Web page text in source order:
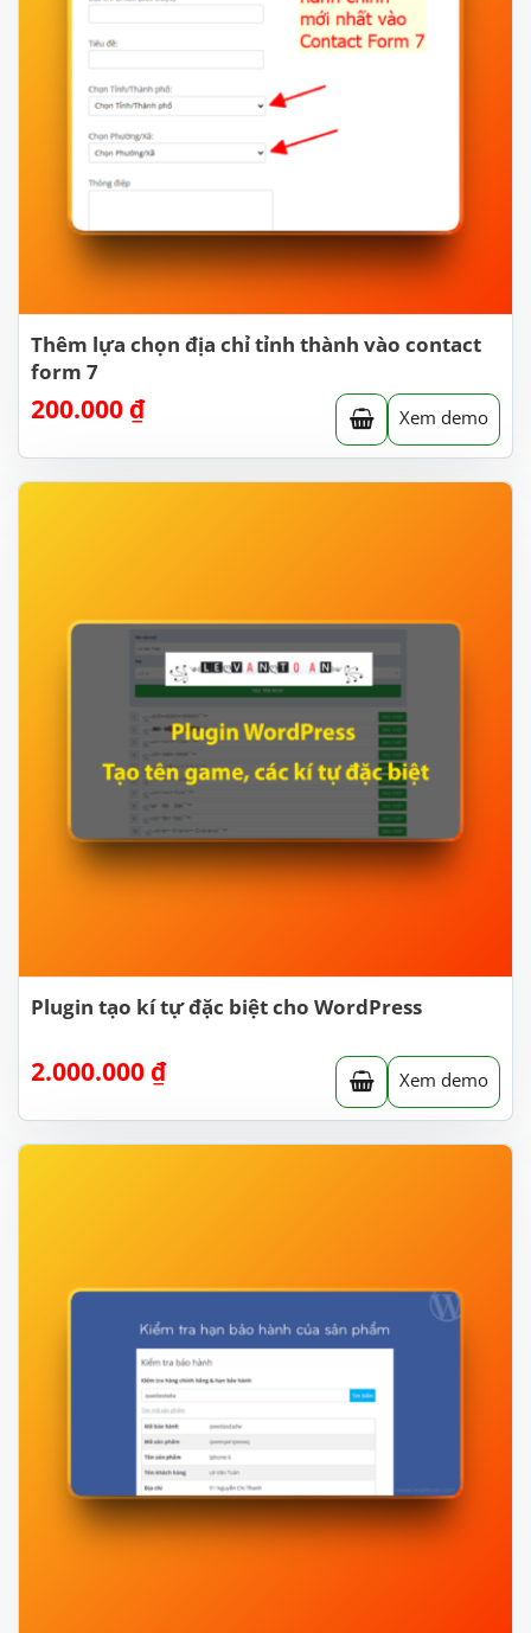
Thêm lựa chọn địa chỉ tỉnh thành vào contact
form 7
200.000 ₫ Xem demo
Plugin tạo kí tự đặc biệt cho WordPress
2.000.000 ₫ Xem demo